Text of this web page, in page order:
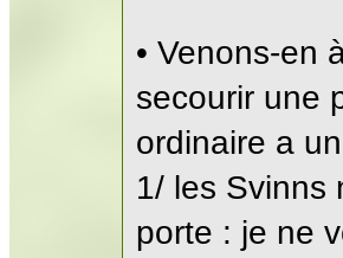
• Venons-en
secourir une
ordinaire a
1/ les Svinns
porte : je ne